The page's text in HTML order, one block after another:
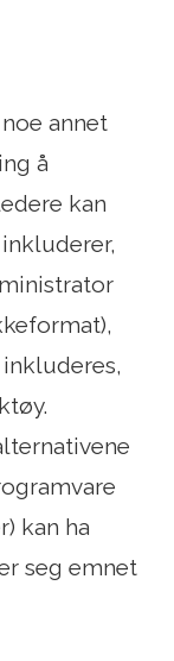
annet
å
kan
kan ha
seg emnet